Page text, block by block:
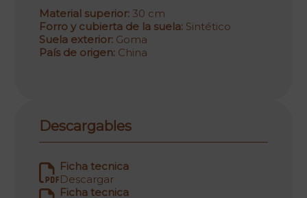
Material superior: 30 cm
Forro y cubierta de la suela: Sintético
Suela exterior: Goma
País de origen: China
Descargables
Ficha tecnica
Descargar
Ficha tecnica